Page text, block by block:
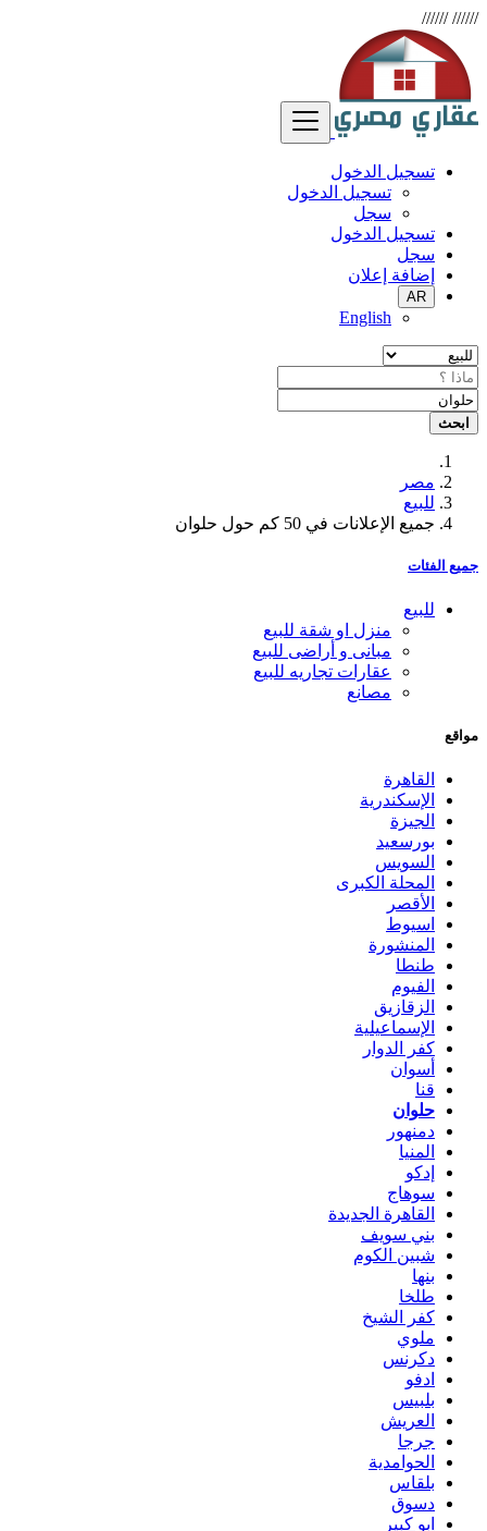
//////
//////
تسجيل الدخول
تسجيل الدخول
سجل
تسجيل الدخول
سجل
إضافة إعلان
AR
English
ابحث
مصر
للبيع
جميع الإعلانات في 50 كم حول حلوان
جميع الفئات
للبيع
منزل او شقة للبيع
مبانى و أراضى للبيع
عقارات تجاريه للبيع
مصانع
مواقع
القاهرة
الإسكندرية
الجيزة
بورسعيد
السويس
المحلة الكبرى
الأقصر
اسيوط
المنشورة
طنطا
الفيوم
الزقازيق
الإسماعيلية
كفر الدوار
أسوان
قنا
حلوان
دمنهور
المنيا
إدكو
سوهاج
القاهرة الجديدة
بني سويف
شبين الكوم
بنها
طلخا
كفر الشيخ
ملوي
دكرنس
ادفو
بلبيس
العريش
جرجا
الحوامدية
بلقاس
دسوق
ابو كبير